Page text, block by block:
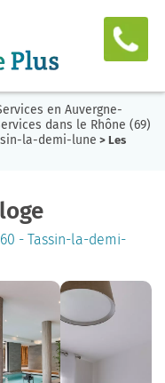
en Auvergne-
dans le Rhône (69)
la-demi-lune > Les
- Tassin-la-demi-